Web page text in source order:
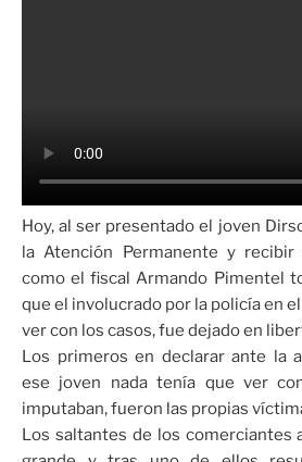
Hoy, al ser presentado el joven
la Atención Permanente y
como el fiscal Armando Pimentel
que el involucrado por la policía en
ver con los casos, fue dejado en
Los primeros en declarar ante la
ese joven nada tenía que ver
imputaban, fueron las propias
Los saltantes de los comerciantes